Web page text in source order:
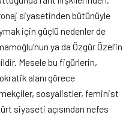
siyasetinden bütünüyle
için güçlü nedenler de
ya da Özgür Özel’in
Mesele bu figürlerin,
alanı görece
sosyalistler, feminist
siyaseti açısından nefes